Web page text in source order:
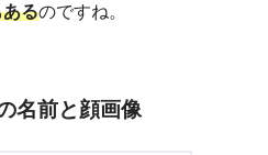
るのですね。
名前と顔画像